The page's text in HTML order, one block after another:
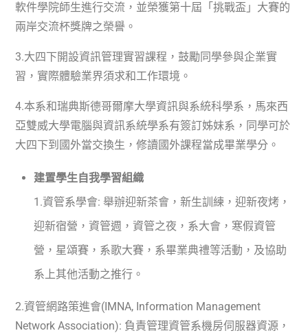
軟件學院師生進行交流，並榮獲第十屆「挑戰盃」大賽的
兩岸交流杯獎牌之榮譽。
3.大四下開設資訊管理實習課程，鼓勵同學參與企業實
習，實際體驗業界須求和工作環境。
4.本系和瑞典斯德哥爾摩大學資訊與系統科學系，馬來西
亞雙威大學電腦與資訊系統學系有簽訂姊妹系，同學可於
大四下到國外當交換生，修讀國外課程當成畢業學分。
建置學生自我學習組織
1.資管系學會:舉辦迎新茶會，新生訓練，迎新夜烤，
迎新宿營，資管週，資管之夜，系大會，寒假資管
營，星頌賽，系歌大賽，系畢業典禮等活動，及協助
系上其他活動之推行。
2.資管網路策進會(IMNA, Information Management
Network Association): 負責管理資管系機房伺服器資源，